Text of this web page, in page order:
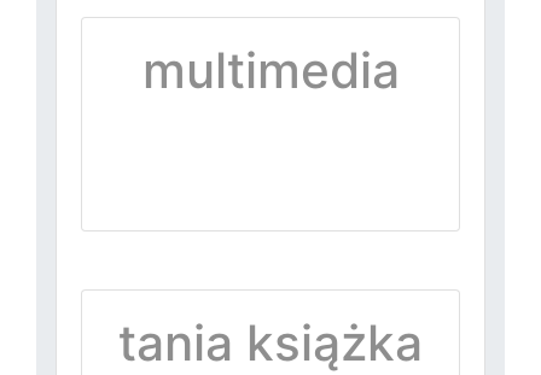
multimedia
tania książka